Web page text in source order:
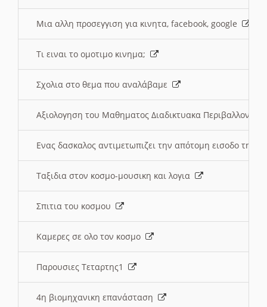
Μια αλλη προσεγγιση για κινητα, facebook, google
Τι ειναι το ομοτιμο κινημα;
Σχολια στο θεμα που αναλάβαμε
Αξιολογηση του Μαθηματος Διαδικτυακα
Ενας δασκαλος αντιμετωπιζει την απότομη εισοδο της
Ταξιδια στον κοσμο-μουσικη και λογια
Σπιτια του κοσμου
Καμερες σε ολο τον κοσμο
Παρουσιες Τεταρτης1
4η βιομηχανικη επανάσταση